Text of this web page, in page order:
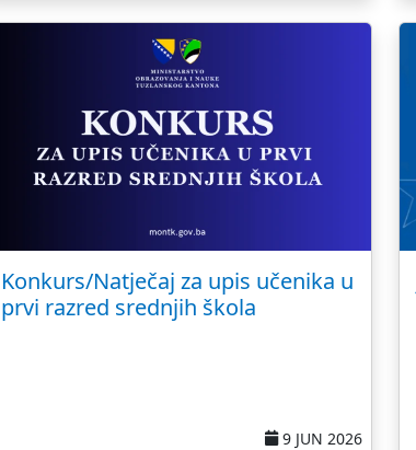
Konkurs/Natječaj za upis učenika u
prvi razred srednjih škola
9 JUN 2026